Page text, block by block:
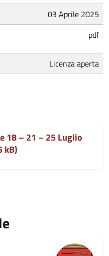
03 Aprile 2025
pdf
Licenza aperta
18 – 21 – 25 Luglio
kB)